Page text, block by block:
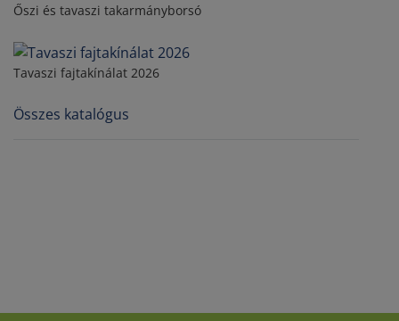
Őszi és tavaszi takarmányborsó
Tavaszi fajtakínálat 2026
Összes katalógus